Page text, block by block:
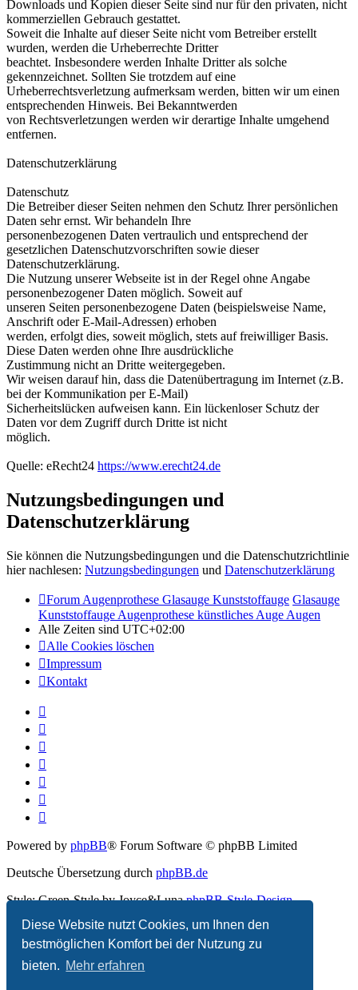
Diese Website nutzt Cookies, um Ihnen den
bestmöglichen Komfort bei der Nutzung zu
bieten. Mehr erfahren
Downloads und Kopien dieser Seite sind nur für den privaten, nicht
kommerziellen Gebrauch gestattet.
Soweit die Inhalte auf dieser Seite nicht vom Betreiber erstellt
wurden, werden die Urheberrechte Dritter
beachtet. Insbesondere werden Inhalte Dritter als solche
gekennzeichnet. Sollten Sie trotzdem auf eine
Urheberrechtsverletzung aufmerksam werden, bitten wir um einen
entsprechenden Hinweis. Bei Bekanntwerden
von Rechtsverletzungen werden wir derartige Inhalte umgehend
entfernen.
Datenschutzerklärung
Datenschutz
Die Betreiber dieser Seiten nehmen den Schutz Ihrer persönlichen
Daten sehr ernst. Wir behandeln Ihre
personenbezogenen Daten vertraulich und entsprechend der
gesetzlichen Datenschutzvorschriften sowie dieser
Datenschutzerklärung.
Die Nutzung unserer Webseite ist in der Regel ohne Angabe
personenbezogener Daten möglich. Soweit auf
unseren Seiten personenbezogene Daten (beispielsweise Name,
Anschrift oder E-Mail-Adressen) erhoben
werden, erfolgt dies, soweit möglich, stets auf freiwilliger Basis.
Diese Daten werden ohne Ihre ausdrückliche
Zustimmung nicht an Dritte weitergegeben.
Wir weisen darauf hin, dass die Datenübertragung im Internet (z.B.
bei der Kommunikation per E-Mail)
Sicherheitslücken aufweisen kann. Ein lückenloser Schutz der
Daten vor dem Zugriff durch Dritte ist nicht
möglich.
Quelle: eRecht24 https://www.erecht24.de
Nutzungsbedingungen und
Datenschutzerklärung
Sie können die Nutzungsbedingungen und die Datenschutzrichtlinie
hier nachlesen: Nutzungsbedingungen und Datenschutzerklärung
Forum Augenprothese Glasauge Kunststoffauge Glasauge
Kunststoffauge Augenprothese künstliches Auge Augen
Alle Zeiten sind UTC+02:00
Alle Cookies löschen
Impressum
Kontakt
Powered by phpBB® Forum Software © phpBB Limited
Deutsche Übersetzung durch phpBB.de
Style: Green-Style by Joyce&LunaphpBB-Style-Design
Datenschutz |Nutzungsbedingungen